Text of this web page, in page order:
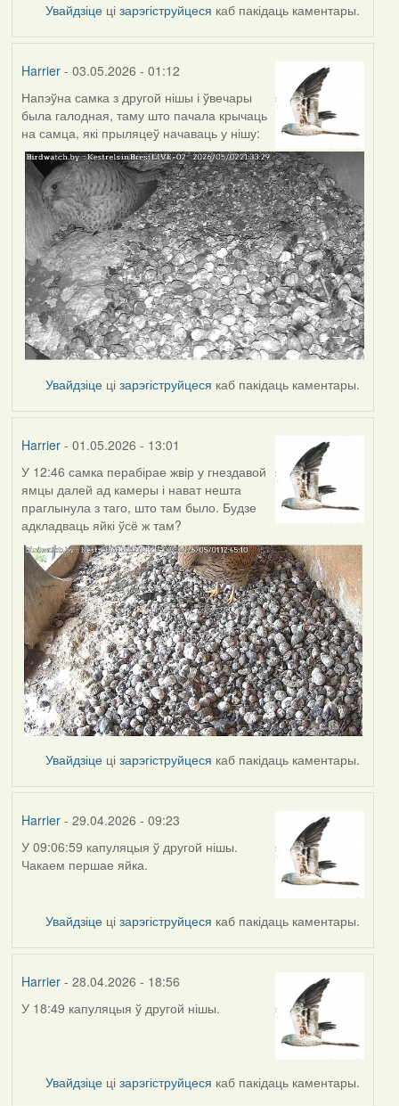
Увайдзіце цізарэгіструйцеся каб пакідаць каментары.
Harrier- 03.05.2026 - 01:12
Напэўна самка з другой нішы і ўвечары
была галодная, таму што пачала крычаць
на самца, які прыляцеў начаваць у нішу:
Увайдзіце цізарэгіструйцеся каб пакідаць каментары.
Harrier- 01.05.2026 - 13:01
У 12:46 самка перабірае жвір у гнездавой
ямцы далей ад камеры і нават нешта
праглынула з таго, што там было. Будзе
адкладваць яйкі ўсё ж там?
Увайдзіце цізарэгіструйцеся каб пакідаць каментары.
Harrier- 29.04.2026 - 09:23
У 09:06:59 капуляцыя ў другой нішы.
Чакаем першае яйка.
Увайдзіце цізарэгіструйцеся каб пакідаць каментары.
Harrier- 28.04.2026 - 18:56
У 18:49 капуляцыя ў другой нішы.
Увайдзіце цізарэгіструйцеся каб пакідаць каментары.